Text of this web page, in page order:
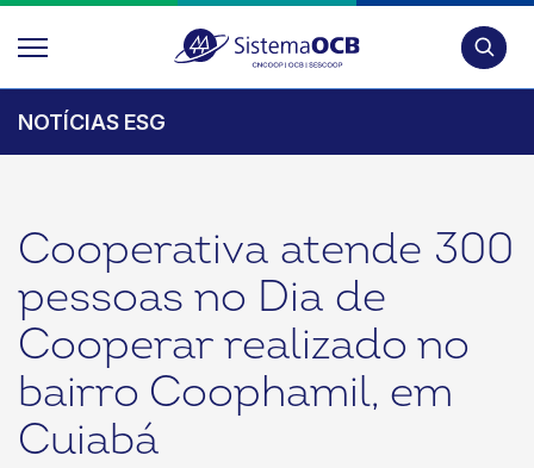
NOTÍCIAS ESG
Cooperativa atende 300
pessoas no Dia de
Cooperar realizado no
bairro Coophamil, em
Cuiabá